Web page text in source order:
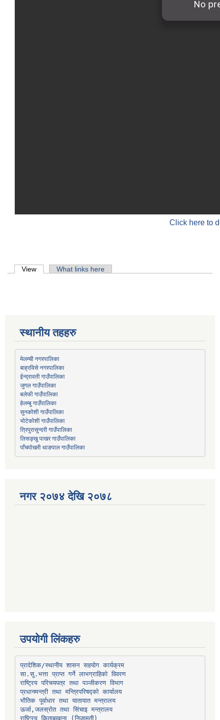
Click here to
Primary tabs
View (active tab)What links here
स्थानीय तहहरु
मेलम्ची नगरपालिका
बाह्रविसे नगरपालिका
ईन्द्रावती गाउँपालिका
जुगल गाउँपालिका
बलेफी गाउँपालिका
हेलम्बु गाउँपालिका
सुनकोशी गाउँपालिका
भोटेकोशी गाउँपालिका
त्रिपुरासुन्दरी गाउँपालिका
लिसङ्खु पाखर गाउँपालिका
पाँचपोखरी थाङपाल गाउँपालिका
नगर २०७४ देखि २०७८
उपयोगी लिंकहरु
प्रादेशिक/स्थानीय शासन सहयोग कार्यक्रम
सा.सु.भत्ता प्राप्त गर्ने लाभग्राहिको विवरण
राष्ट्रिय परिचयपत्र तथा पञ्‍जीकरण विभाग
प्रधानमन्त्री तथा मन्त्रिपरिषद्को कार्यालय
भौतिक पूर्वाधार तथा यातायात मन्त्रालय
ऊर्जा,जलस्रोत तथा सिंचाइ मन्त्रालय